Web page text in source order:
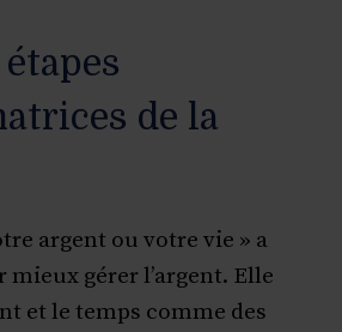
de la
argent ou votre vie » a
mieux gérer l’argent. Elle
et le temps comme des